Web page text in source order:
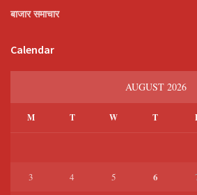
बाजार समाचार
Calendar
AUGUST 2026
M T W T
3 4 5 6